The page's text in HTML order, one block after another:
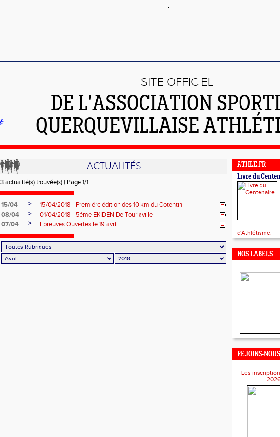
SITE OFFICIEL
DE L'ASSOCIATION
QUERQUEVILLAISE
ACTUALITÉS
3 actualité(s) trouvée(s) | Page 1/1
15/04 >
15/04/2018 - Premiére édition des 10 km du Cotentin
08/04
>
01/04/2018 - 5éme EKIDEN De Tourlaville
07/04
> Epreuves Ouvertes le 19 avril
ATHLE.FR
Livre du
d'Athlétisme.
NOS LABELS
REJOINS-
Les